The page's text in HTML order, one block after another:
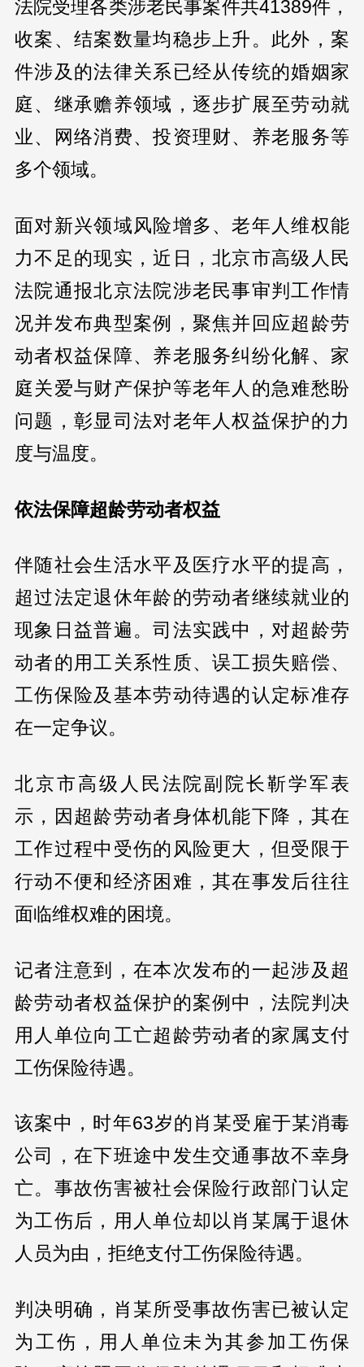
法院受理各类涉老民事案件共41389件，
收案、结案数量均稳步上升。此外，案
件涉及的法律关系已经从传统的婚姻家
庭、继承赡养领域，逐步扩展至劳动就
业、网络消费、投资理财、养老服务等
多个领域。
面对新兴领域风险增多、老年人维权能
力不足的现实，近日，北京市高级人民
法院通报北京法院涉老民事审判工作情
况并发布典型案例，聚焦并回应超龄劳
动者权益保障、养老服务纠纷化解、家
庭关爱与财产保护等老年人的急难愁盼
问题，彰显司法对老年人权益保护的力
度与温度。
依法保障超龄劳动者权益
伴随社会生活水平及医疗水平的提高，
超过法定退休年龄的劳动者继续就业的
现象日益普遍。司法实践中，对超龄劳
动者的用工关系性质、误工损失赔偿、
工伤保险及基本劳动待遇的认定标准存
在一定争议。
北京市高级人民法院副院长靳学军表
示，因超龄劳动者身体机能下降，其在
工作过程中受伤的风险更大，但受限于
行动不便和经济困难，其在事发后往往
面临维权难的困境。
记者注意到，在本次发布的一起涉及超
龄劳动者权益保护的案例中，法院判决
用人单位向工亡超龄劳动者的家属支付
工伤保险待遇。
该案中，时年63岁的肖某受雇于某消毒
公司，在下班途中发生交通事故不幸身
亡。事故伤害被社会保险行政部门认定
为工伤后，用人单位却以肖某属于退休
人员为由，拒绝支付工伤保险待遇。
判决明确，肖某所受事故伤害已被认定
为工伤，用人单位未为其参加工伤保